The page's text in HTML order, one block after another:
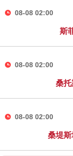
08-08 02:00
斯
08-08 02:00
桑
08-08 02:00
桑堤